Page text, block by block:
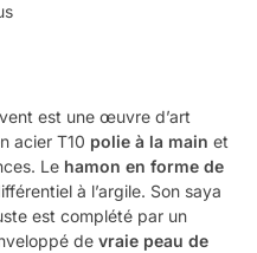
est une œuvre d’art
acier T10 polie à la main et
Le hamon en forme de
à l’argile. Son saya
est complété par un
de vraie peau de